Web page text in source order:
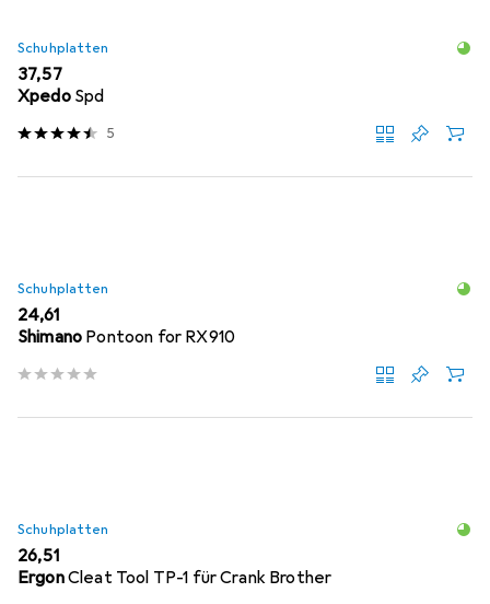
Schuhplatten
EUR
37,57
Xpedo Spd
5
Schuhplatten
EUR
24,61
Shimano Pontoon for RX910
Schuhplatten
EUR
26,51
ErgonCleat Tool TP-1 für Crank Brother